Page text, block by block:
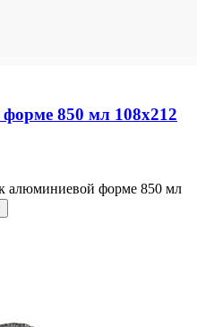
850 мл 108х212
алюминиевой форме 850 мл